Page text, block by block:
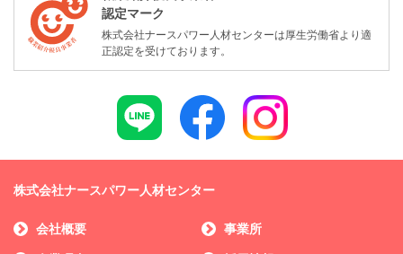
認定マーク
株式会社ナースパワー人材センターは厚生労働省より適
正認定を受けております。
株式会社ナースパワー人材センター
会社概要 事業所